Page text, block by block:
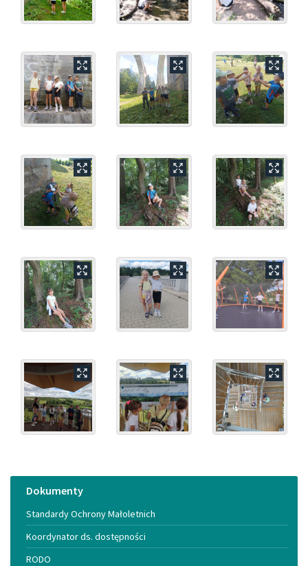
Menu
Dokumenty
Standardy Ochrony Małoletnich
Koordynator ds. dostępności
RODO